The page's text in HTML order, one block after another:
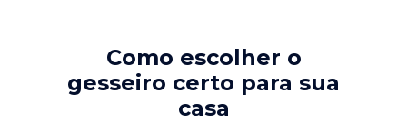
Como escolher o
gesseiro certo para sua
casa